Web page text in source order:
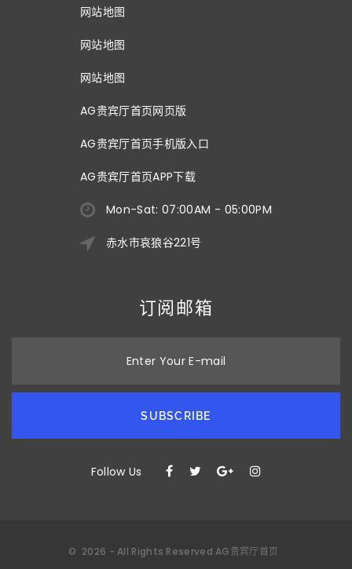
网站地图
网站地图
网站地图
AG贵宾厅首页网页版
AG贵宾厅首页手机版入口
AG贵宾厅首页APP下载
Mon-Sat: 07:00AM - 05:00PM
赤水市哀狼谷221号
订阅邮箱
Enter Your E-mail
SUBSCRIBE
Follow Us
© 2026 - All Rights ReservedAG贵宾厅首页 .